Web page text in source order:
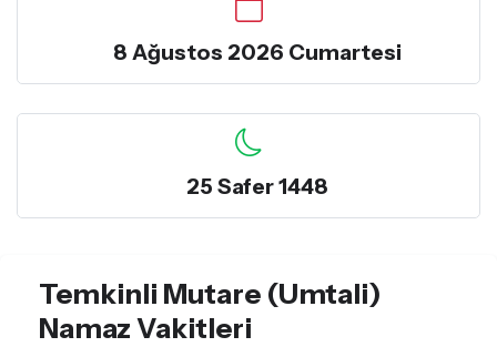
8 Ağustos 2026 Cumartesi
25 Safer 1448
Temkinli Mutare (Umtali)
Namaz Vakitleri